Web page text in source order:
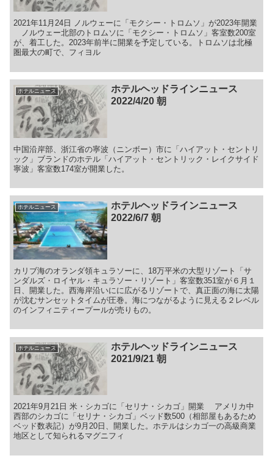
2021年11月24日 ノルウェーに「モクシー・トロムソ」が2023年開業
ノルウェー北部のトロムソに「モクシー・トロムソ」客室数200室
が、着工した。2023年前半に開業を予定している。トロムソは北極
圏最大の町で、フィヨル
ホテルニュース
ホテルヘッドラインニュース
2022/4/20 朝
中国沿岸部、浙江省の寧波（ニンボー）市に「ハイアット・セントリ
ック」ブランドのホテル「ハイアット・セントリック・レイクサイド
寧波」客室数174室が開業した。
ホテルニュース
ホテルヘッドラインニュース
2022/6/7 朝
カリブ海のオランダ領キュラソーに、18万平米の大型リゾート「サ
ンダルズ・ロイヤル・キュラソー・リゾート」客室数351室が６月１
日、開業した。西海岸沿いにに広がるリゾートで、真正面の海に太陽
が沈むサンセットタイムが圧巻。海につながるように見える２レベル
のインフィニティープールが売りもの。
ホテルニュース
ホテルヘッドラインニュース
2021/9/21 朝
2021年9月21日 米・シカゴに「セリナ・シカゴ」開業 アメリカ中
西部のシカゴに「セリナ・シカゴ」ベッド数500（相部屋もあるため
ベッド数表記）が9月20日、開業した。ホテルはシカゴ一の高級商業
地区として知られるマグニフィ